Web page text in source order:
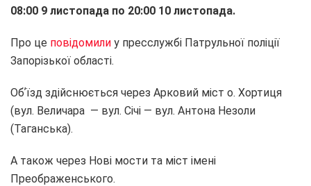
08:00 9 листопада по 20:00 10 листопада.
Про це повідомили у пресслужбі Патрульної поліції
Запорізької області.
Обʼїзд здійснюється через Арковий міст о. Хортиця
(вул. Величара — вул. Січі — вул. Антона Незоли
(Таганська).
А також через Нові мости та міст імені
Преображенського.